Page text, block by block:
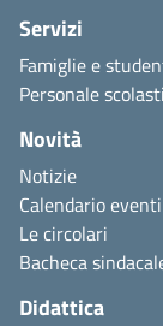
Servizi
Famiglie e
Personale
Novità
Notizie
Calendario eventi
Le circolari
Bacheca
Didattica